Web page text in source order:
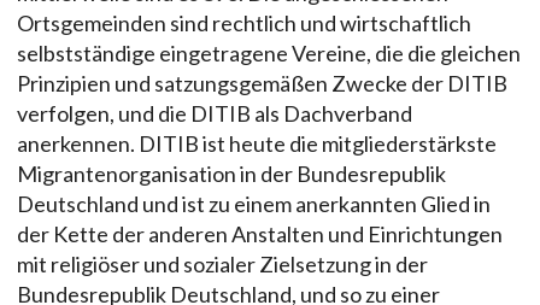
Ortsgemeinden sind rechtlich und wirtschaftlich
selbstständige eingetragene Vereine, die die gleichen
Prinzipien und satzungsgemäßen Zwecke der DITIB
verfolgen, und die DITIB als Dachverband
anerkennen. DITIB ist heute die mitgliederstärkste
Migrantenorganisation in der Bundesrepublik
Deutschland und ist zu einem anerkannten Glied in
der Kette der anderen Anstalten und Einrichtungen
mit religiöser und sozialer Zielsetzung in der
Bundesrepublik Deutschland, und so zu einer